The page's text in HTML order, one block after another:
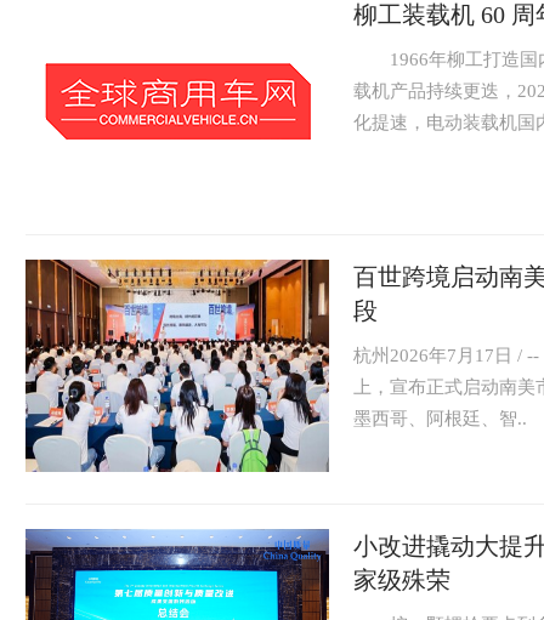
柳工装载机 60
1966年柳工打造国
载机产品持续更迭，
化提速，电动装载机国
百世跨境启动南
段
杭州2026年7月17日 /
上，宣布正式启动南
墨西哥、阿根廷、智..
小改进撬动大提
家级殊荣